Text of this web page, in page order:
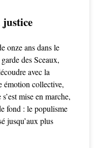
onze ans dans le
des Sceaux,
avec la
émotion collective,
mise en marche,
fond : le populisme
jusqu’aux plus